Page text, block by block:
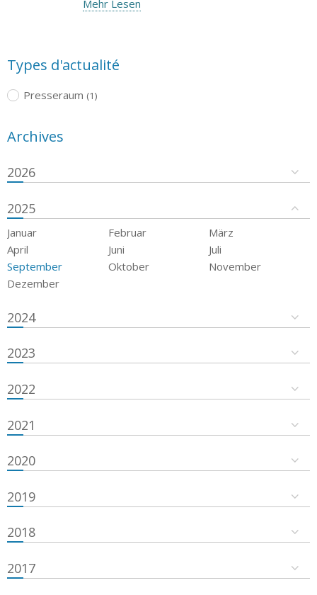
Mehr Lesen
Types d'actualité
Presseraum (1)
Archives
2026
2025
Januar Februar
März
April
Juni
Juli
September
Oktober
November
Dezember
2024
2023
2022
2021
2020
2019
2018
2017